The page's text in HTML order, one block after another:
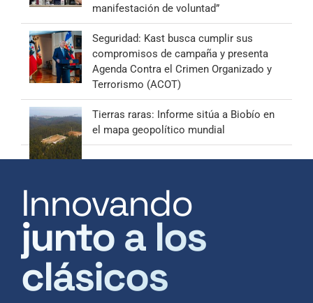
manifestación de voluntad”
Seguridad: Kast busca cumplir sus
compromisos de campaña y presenta
Agenda Contra el Crimen Organizado y
Terrorismo (ACOT)
Tierras raras: Informe sitúa a Biobío en
el mapa geopolítico mundial
Innovando
junto a los
clásicos